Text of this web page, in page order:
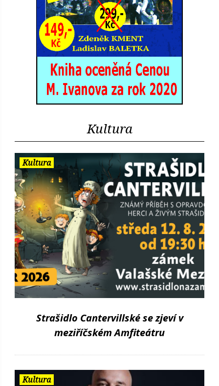
Kultura
Kultura
Strašidlo Cantervillské se zjeví v
meziříčském Amfiteátru
Kultura